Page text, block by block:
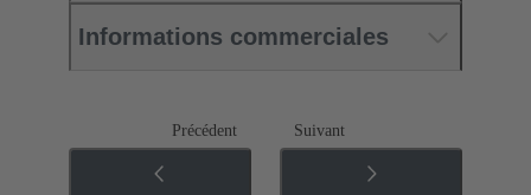
Informations commerciales
Précédent Suivant